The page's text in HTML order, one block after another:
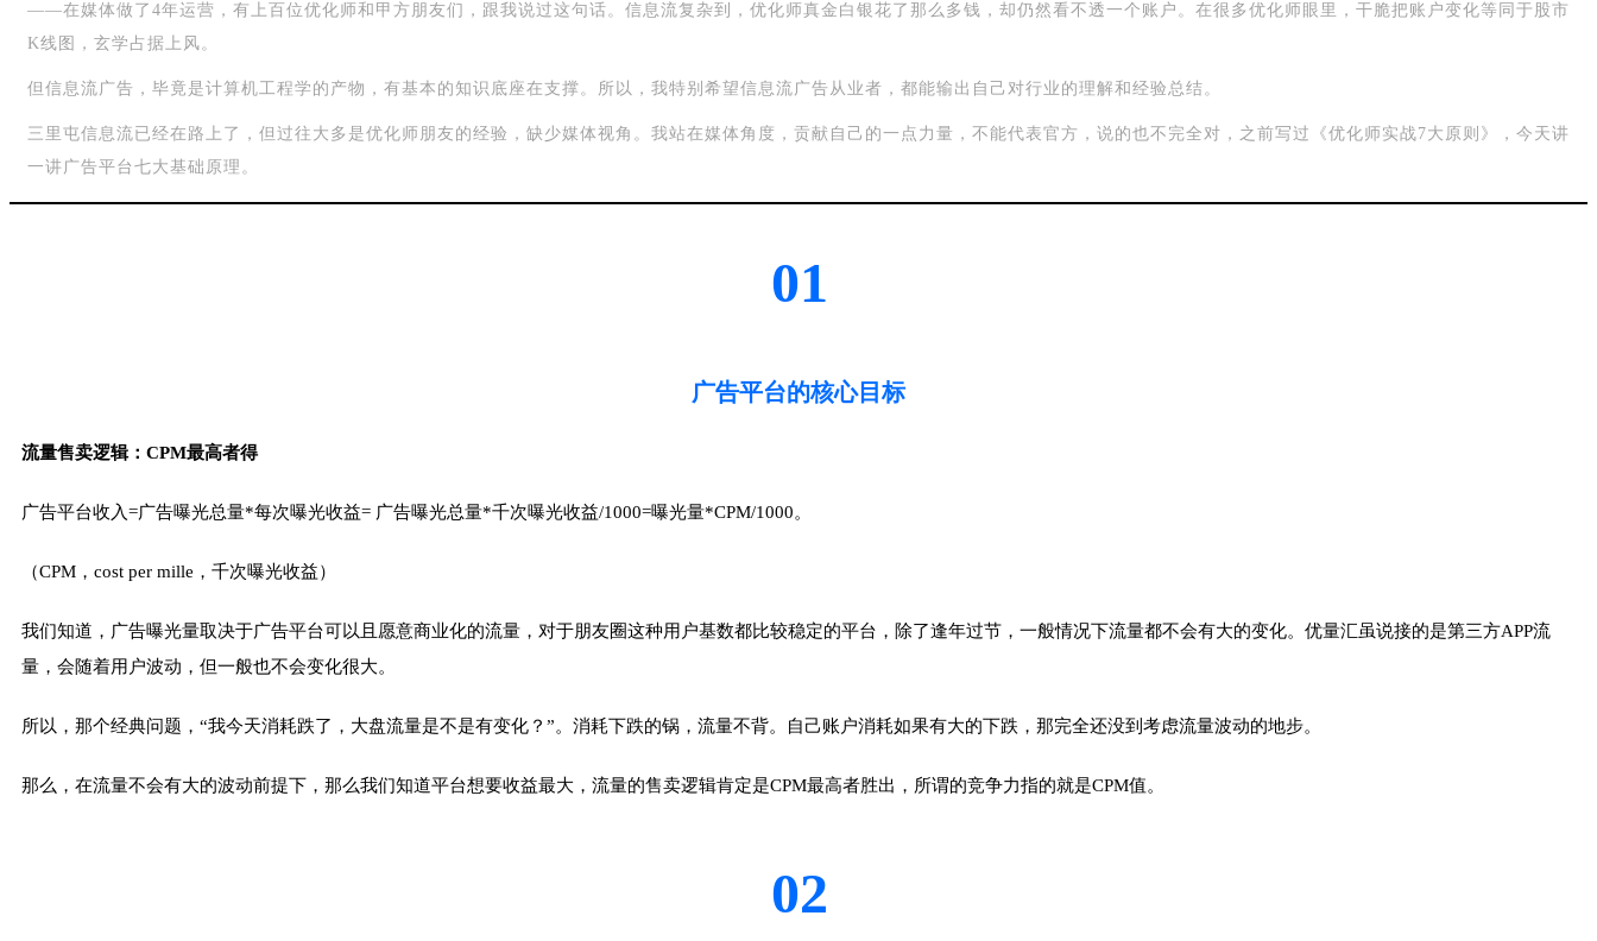
“
——在媒体做了4年运营，有上百位优化师和甲方朋友们，跟我说过这句话。信息流复杂到，优化师真金白银花了那么多钱，却仍然看不透一个账户。在很多优化师眼里，干脆把账户变化等同于股市
K线图，玄学占据上风。
但信息流广告，毕竟是计算机工程学的产物，有基本的知识底座在支撑。所以，我特别希望信息流广告从业者，都能输出自己对行业的理解和经验总结。
三里屯信息流已经在路上了，但过往大多是优化师朋友的经验，缺少媒体视角。我站在媒体角度，贡献自己的一点力量，不能代表官方，说的也不完全对，之前写过《优化师实战7大原则》，今天讲
一讲广告平台七大基础原理。
01
广告平台的核心目标
流量售卖逻辑：CPM最高者得
广告平台收入=广告曝光总量*每次曝光收益= 广告曝光总量*千次曝光收益/1000=曝光量*CPM/1000。
（CPM，cost per mille，千次曝光收益）
我们知道，广告曝光量取决于广告平台可以且愿意商业化的流量，对于朋友圈这种用户基数都比较稳定的平台，除了逢年过节，一般情况下流量都不会有大的变化。优量汇虽说接的是第三方APP流
量，会随着用户波动，但一般也不会变化很大。
所以，那个经典问题，“我今天消耗跌了，大盘流量是不是有变化？”。消耗下跌的锅，流量不背。自己账户消耗如果有大的下跌，那完全还没到考虑流量波动的地步。
那么，在流量不会有大的波动前提下，那么我们知道平台想要收益最大，流量的售卖逻辑肯定是CPM最高者胜出，所谓的竞争力指的就是CPM值。
02